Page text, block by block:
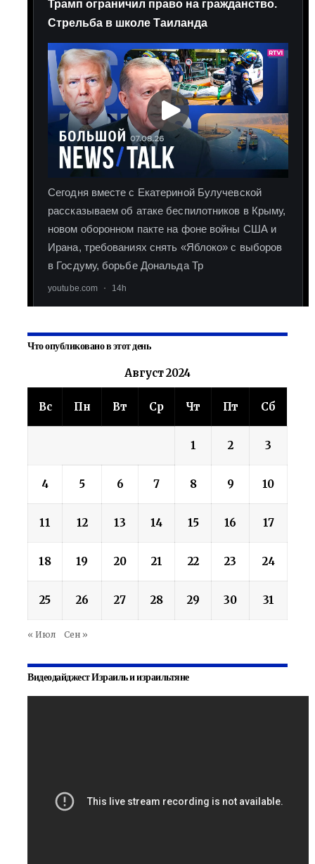
Что опубликовано в этот день
Август 2024
Вс Пн Вт Ср Чт Пт Сб
1 2 3
4 5 6 7 8 9 10
11 12 13 14 15 16 17
18 19 20 21 22 23 24
25 26 27 28 29 30 31
« Июл Сен »
Видеодайджест Израиль и израильтяне